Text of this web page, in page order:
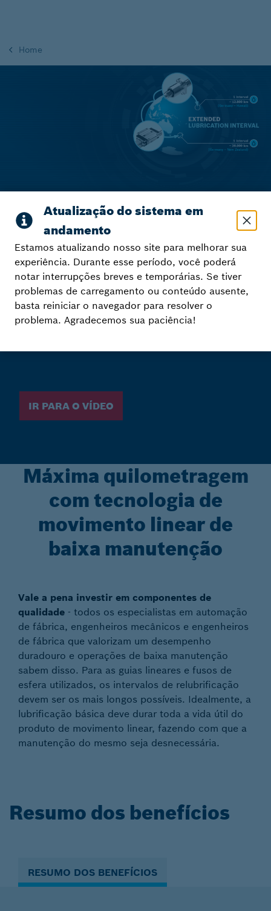
Home
Produtivo, econômico e
sustentável
Intervalos de lubrificação estendidos para
Ir para o Vídeo
Máxima quilometragem
com tecnologia de
movimento linear de
baixa manutenção
Vale a pena investir em componentes de
qualidade - todos os especialistas em automação
de fábrica, engenheiros mecânicos e engenheiros
de fábrica que valorizam um desempenho
duradouro e operações de baixa manutenção
sabem disso. Para as guias lineares e fusos de
esfera utilizados, os intervalos de relubrificação
devem ser os mais longos possíveis. Idealmente, a
lubrificação básica deve durar toda a vida útil do
produto de movimento linear, fazendo com que a
manutenção do mesmo seja desnecessária.
Resumo dos benefícios
RESUMO DOS BENEFÍCIOS
Estamos atualizando nosso site para melhorar sua
experiência. Durante esse período, você poderá
notar interrupções breves e temporárias. Se tiver
problemas de carregamento ou conteúdo ausente,
basta reiniciar o navegador para resolver o
problema. Agradecemos sua paciência!